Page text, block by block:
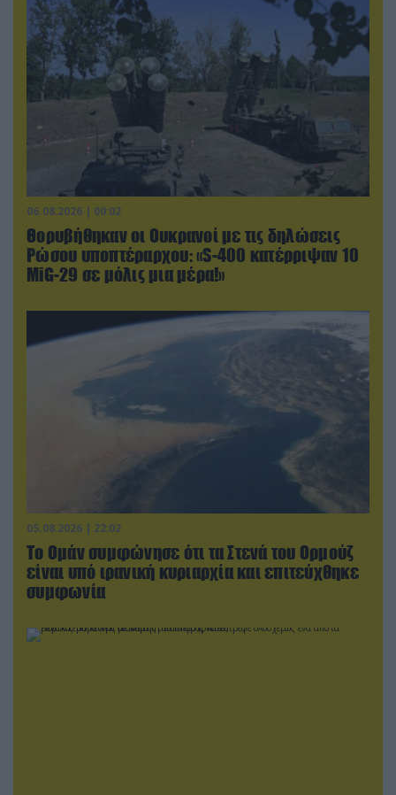
06.08.2026 | 00:02
Θορυβήθηκαν οι Ουκρανοί με τις δηλώσεις
Ρώσου υποπτέραρχου: «S-400 κατέρριψαν 10
MiG-29 σε μόλις μια μέρα!»
05.08.2026 | 22:02
Το Ομάν συμφώνησε ότι τα Στενά του Ορμούζ
είναι υπό ιρανική κυριαρχία και επιτεύχθηκε
συμφωνία